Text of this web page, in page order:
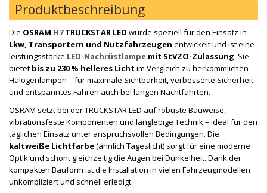
Produktbeschreibung
Die OSRAM H7TRUCKSTAR LED wurde speziell für den Einsatz in
Lkw, Transportern und Nutzfahrzeugen entwickelt und ist eine
leistungsstarke LED-Nachrüstlampe mit StVZO-Zulassung. Sie
bietet bis zu 230 % helleres Licht im Vergleich zu herkömmlichen
Halogenlampen – für maximale Sichtbarkeit, verbesserte Sicherheit
und entspanntes Fahren auch bei langen Nachtfahrten.
OSRAM setzt bei der TRUCKSTAR LED auf robuste Bauweise,
vibrationsfeste Komponenten und langlebige Technik – ideal für den
täglichen Einsatz unter anspruchsvollen Bedingungen. Die
kaltweiße Lichtfarbe(ähnlich Tageslicht) sorgt für eine moderne
Optik und schont gleichzeitig die Augen bei Dunkelheit. Dank der
kompakten Bauform ist die Installation in vielen Fahrzeugmodellen
unkompliziert und schnell erledigt.